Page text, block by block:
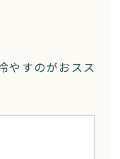
やすのがおスス